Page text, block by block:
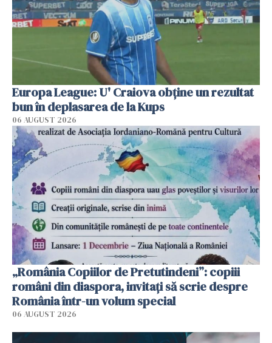
Europa League: U' Craiova obține un rezultat
bun în deplasarea de la Kups
06 AUGUST 2026
„România Copiilor de Pretutindeni”: copiii
români din diaspora, invitați să scrie despre
România într-un volum special
06 AUGUST 2026